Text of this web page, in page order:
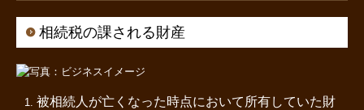
私たちの強み
相続に関するQ&A
相続税の課される財産
被相続人が亡くなった時点において所有していた財